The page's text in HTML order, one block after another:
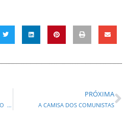
FAKE NEWS DE GLEISI RELEMBRA O “ESCÂNDALO DAS MENININHAS” DO ASSESSOR GAIVESKI NO MINISTÉRIO
PRÓXIMA
A CAMISA DOS COMUNISTAS